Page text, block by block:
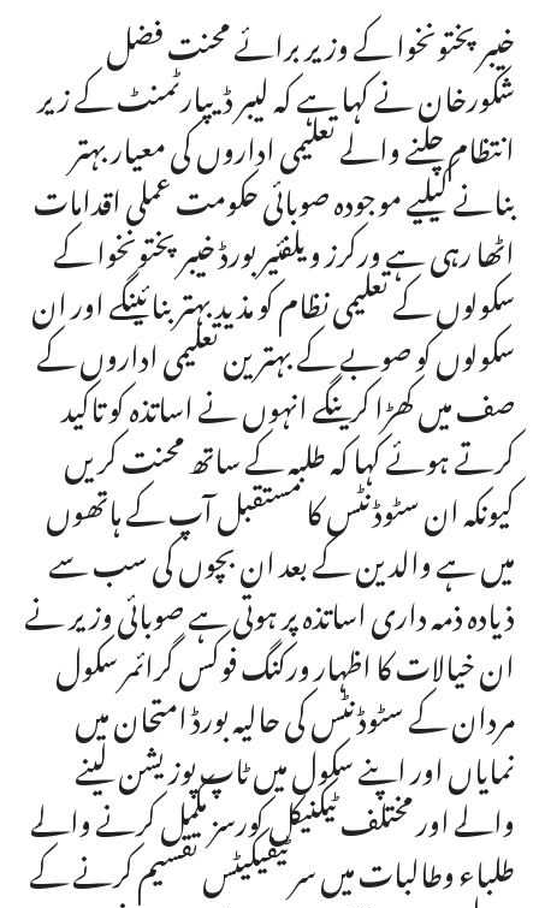
خیبر پختونخوا کے وزیر برائے محنت فضل
شکورخان نے کہا ہے کہ لیبر ڈیپارٹمنٹ کے زیر
انتظام چلنے والے تعلیمی اداروں کی معیار بہتر
بنانے کیلیے موجودہ صوبائی حکومت عملی اقدامات
اٹھا رہی ہے ورکرز ویلفئیر بورڈ خیبر پختونخوا کے
سکولوں کے تعلیمی نظام کو مذید بہتر بنائینگے اور ان
سکولوں کو صوبے کے بہترین تعلیمی اداروں کے
صف میں کھڑا کرینگے انہوں نے اساتذہ کو تاکید
کرتے ہوئے کہا کہ طلبہ کے ساتھ محنت کریں
کیونکہ ان سٹوڈنٹس کا مستقبل آپ کے ہاتھوں
میں ہے والدین کے بعد ان بچوں کی سب سے
ذیادہ ذمہ داری اساتذہ پر ہوتی ہے صوبائی وزیر نے
ان خیالات کا اظہار ورکنگ فوکس گرائمر سکول
مردان کے سٹوڈنٹس کی حالیہ بورڈ امتحان میں
نمایاں اور اپنے سکول میں ٹاپ پوزیشن لینے
والے اور مختلف ٹیکنیکل کورسز مکمل کرنے والے
طلباء وطالبات میں سرٹیفیکیٹس تقسیم کرنے کے